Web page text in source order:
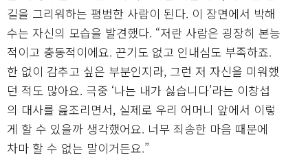
길을 그리워하는 평범한 사람이 된다. 이 장면에서 박해
수는 자신의 모습을 발견했다. “저란 사람은 굉장히 본능
적이고 충동적이에요. 끈기도 없고 인내심도 부족하죠.
한 없이 감추고 싶은 부분인지라, 그런 저 자신을 미워했
던 적도 많아요. 극중 ‘나는 내가 싫습니다’라는 이창섭
의 대사를 읊조리면서, 실제로 우리 어머니 앞에서 이렇
게 할 수 있을까 생각했어요. 너무 죄송한 마음 때문에
차마 할 수 없는 말이거든요.”